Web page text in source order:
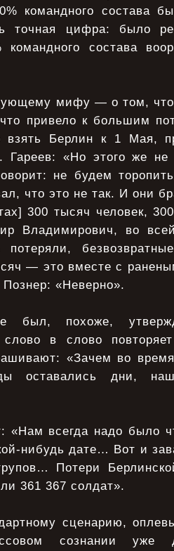
командного состава
точная цифра: было
командного состава
мифу — о том, что
привело к большим
Берлин к 1 Мая,
Гареев: «Но этого же
не будем
что это не так. И они
300 тысяч человек,
Владимирович, во
— это вместе с
«Неверно».
был, похоже,
в слово
«Зачем во
оставались дни,
«Нам всегда надо было
нибудь дате… Вот и
Потери
361 367 солдат».
сценарию,
сознании уже